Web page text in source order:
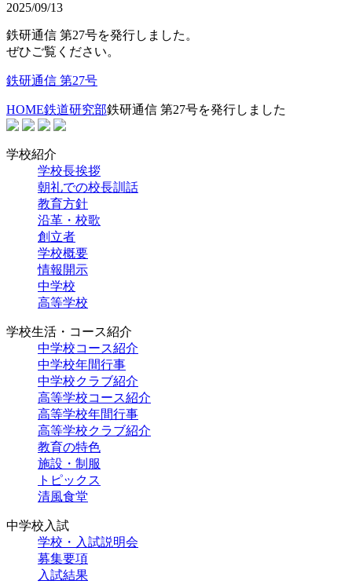
2025/09/13
鉄研通信 第27号を発行しました。
ぜひご覧ください。
鉄研通信 第27号
HOME鉄道研究部鉄研通信 第27号を発行しました
学校紹介
学校長挨拶
朝礼での校長訓話
教育方針
沿革・校歌
創立者
学校概要
情報開示
中学校
高等学校
学校生活・コース紹介
中学校コース紹介
中学校年間行事
中学校クラブ紹介
高等学校コース紹介
高等学校年間行事
高等学校クラブ紹介
教育の特色
施設・制服
トピックス
清風食堂
中学校入試
学校・入試説明会
募集要項
入試結果